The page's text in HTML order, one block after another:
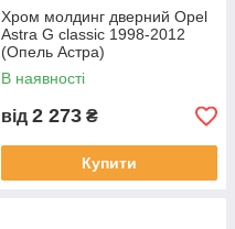
Хром молдинг дверний Opel
Astra G classic 1998-2012
(Опель Астра)
В наявності
від 2 273 ₴
Купити